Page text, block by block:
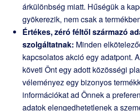
árkülönbség miatt. Hűségük a
gyökerezik, nem csak a
Értékes, zéró féltől származó
szolgáltatnak: Minden
kapcsolatos akció egy adatpont.
követi Önt egy adott közösségi
véleményez egy bizonyos
információkat ad Önnek a
adatok elengedhetetlenek a